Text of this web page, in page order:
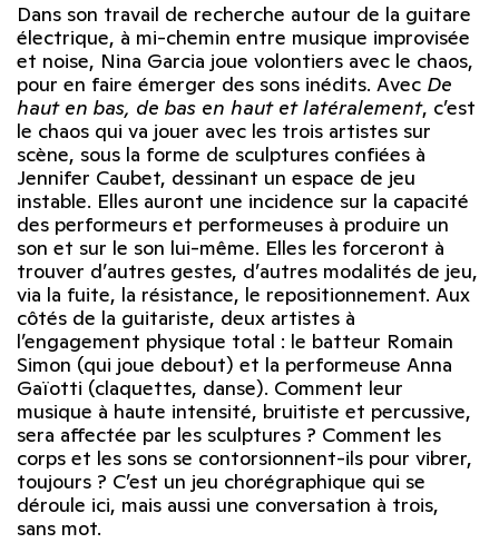
Dans son travail de recherche autour de la guitare
électrique, à mi-chemin entre musique improvisée
et noise, Nina Garcia joue volontiers avec le chaos,
pour en faire émerger des sons inédits. Avec De
haut en bas, de bas en haut et latéralement, c’est
le chaos qui va jouer avec les trois artistes sur
scène, sous la forme de sculptures confiées à
Jennifer Caubet, dessinant un espace de jeu
instable. Elles auront une incidence sur la capacité
des performeurs et performeuses à produire un
son et sur le son lui-même. Elles les forceront à
trouver d’autres gestes, d’autres modalités de jeu,
via la fuite, la résistance, le repositionnement. Aux
côtés de la guitariste, deux artistes à
l’engagement physique total : le batteur Romain
Simon (qui joue debout) et la performeuse Anna
Gaïotti (claquettes, danse). Comment leur
musique à haute intensité, bruitiste et percussive,
sera affectée par les sculptures ? Comment les
corps et les sons se contorsionnent-ils pour vibrer,
toujours ? C’est un jeu chorégraphique qui se
déroule ici, mais aussi une conversation à trois,
sans mot.